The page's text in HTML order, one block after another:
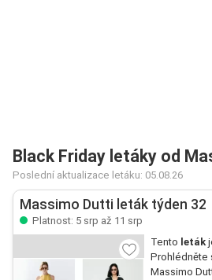
Black Friday letáky od
Poslední aktualizace letáku: 05.08.26
Massimo Dutti leták týden 32
Platnost: 5 srp až 11 srp
Tento leták
Prohlédněte
Massimo